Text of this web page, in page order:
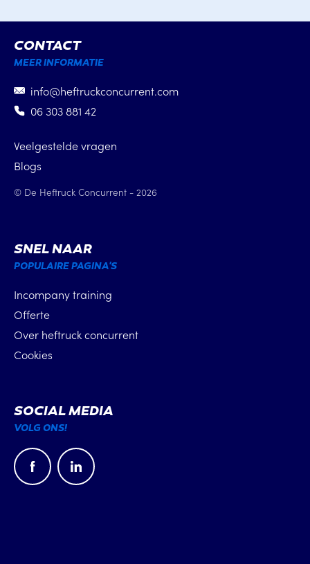
CONTACT
MEER INFORMATIE
info@heftruckconcurrent.com
06 303 881 42
Veelgestelde vragen
Blogs
© De Heftruck Concurrent - 2026
SNEL NAAR
POPULAIRE PAGINA'S
Incompany training
Offerte
Over heftruck concurrent
Cookies
SOCIAL MEDIA
VOLG ONS!